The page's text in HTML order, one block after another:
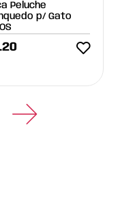
Peluche
p/ Gato